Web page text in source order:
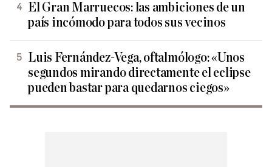
El Gran Marruecos: las ambiciones de un
país incómodo para todos sus vecinos
Luis Fernández-Vega, oftalmólogo: «Unos
segundos mirando directamente el eclipse
pueden bastar para quedarnos ciegos»